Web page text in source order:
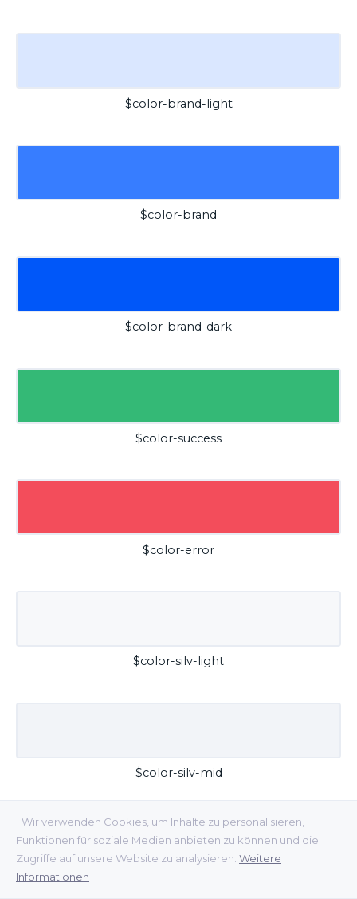
Wir verwenden Cookies, um Inhalte zu personalisieren,
Funktionen für soziale Medien anbieten zu können und die
Zugriffe auf unsere Website zu analysieren. Weitere
Informationen
$color-brand-light
$color-brand
$color-brand-dark
$color-success
$color-error
$color-silv-light
$color-silv-mid